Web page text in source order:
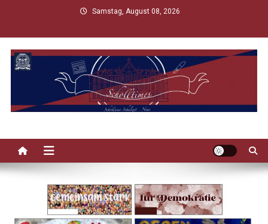
content
Samstag, August 08, 2026